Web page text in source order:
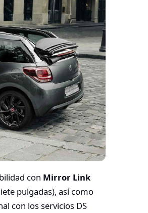
con Mirror Link
pulgadas), así como
con los servicios DS